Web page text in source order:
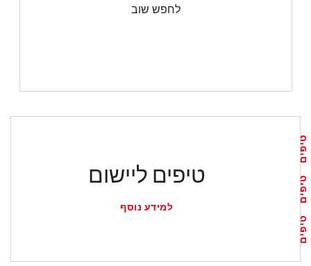
לחפש שוב
טיפים ליישום
למידע נוסף
טיפים
טיפים
טיפים